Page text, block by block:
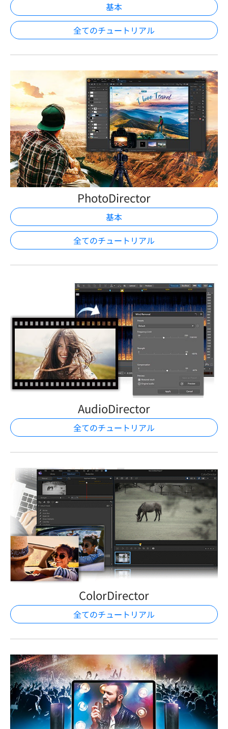
基本
全てのチュートリアル
PhotoDirector
基本
全てのチュートリアル
AudioDirector
全てのチュートリアル
ColorDirector
全てのチュートリアル